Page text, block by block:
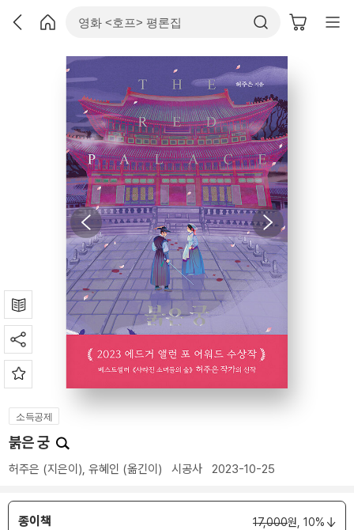
소득공제
붉은 궁
허주은 (지은이), 유혜인 (옮긴이) 시공사 2023-10-25
종이책 17,000원, 10%